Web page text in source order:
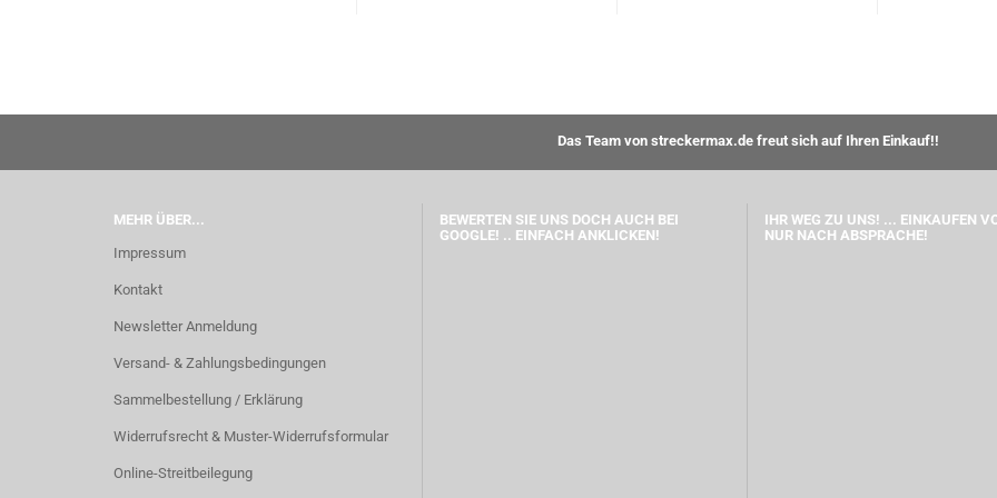
Das Team von streckermax.de freut sich auf Ihren Einkauf!!
MEHR ÜBER...
Impressum
Kontakt
Newsletter Anmeldung
Versand- & Zahlungsbedingungen
Sammelbestellung / Erklärung
Widerrufsrecht & Muster-Widerrufsformular
Online-Streitbeilegung
BEWERTEN SIE UNS DOCH AUCH BEI
GOOGLE! .. EINFACH ANKLICKEN!
IHR WEG ZU UNS! ... EINKAUFEN
NUR NACH ABSPRACHE!